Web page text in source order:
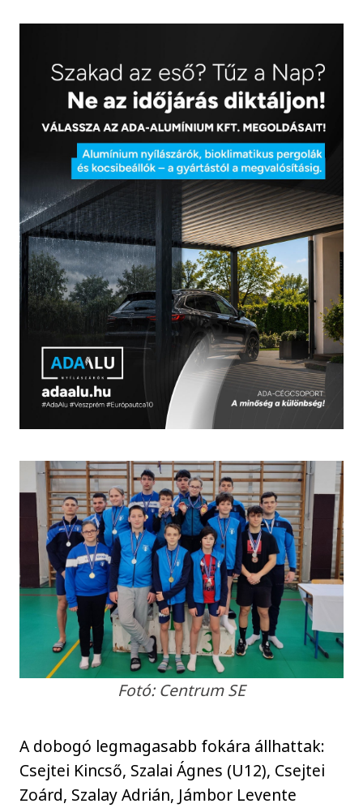
Fotó: Centrum SE
A dobogó legmagasabb fokára állhattak:
Csejtei Kincső, Szalai Ágnes (U12), Csejtei
Zoárd, Szalay Adrián, Jámbor Levente